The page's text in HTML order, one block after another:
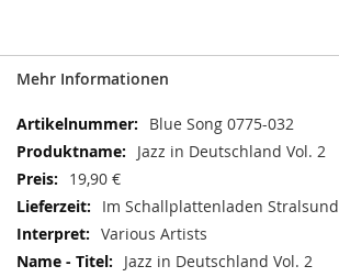
Mehr Informationen
Mehr
Informationen
Blue Song 0775-032
Jazz in Deutschland Vol. 2
19,90 €
Im Schallplattenladen Stralsund
Various Artists
Jazz in Deutschland Vol. 2